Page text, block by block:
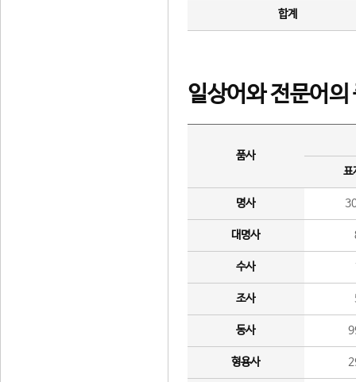
합계
일상어와 전문어의
품사
표
명사
대명사
수사
조사
동사
형용사